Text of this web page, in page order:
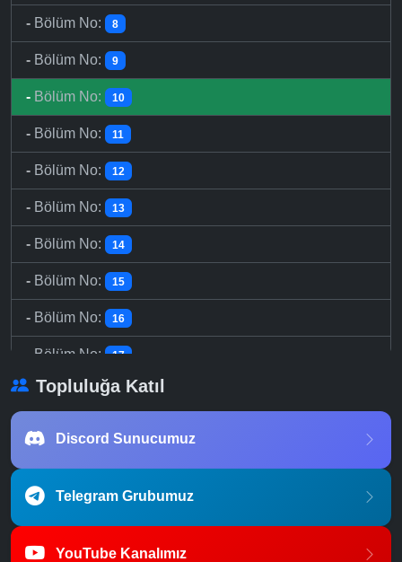
- Bölüm No: 8
- Bölüm No: 9
- Bölüm No: 10
- Bölüm No: 11
- Bölüm No: 12
- Bölüm No: 13
- Bölüm No: 14
- Bölüm No: 15
- Bölüm No: 16
Bölüm No: 17
- Bölüm No: 18
- Bölüm No:
-Bölüm No: 21
Topluluğa Katıl
Discord Sunucumuz
Telegram Grubumuz
YouTube Kanalımız